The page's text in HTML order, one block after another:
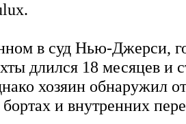
в суд Нью-Джерси,
длился 18 месяцев и
хозяин обнаружил
и внутренних